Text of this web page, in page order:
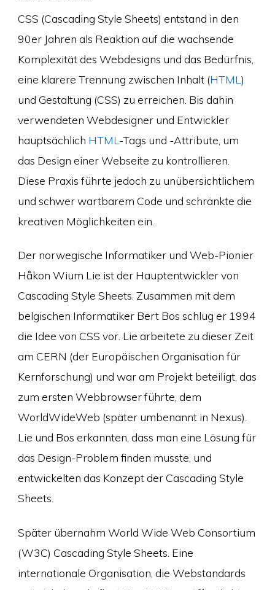
CSS (Cascading Style Sheets) entstand in den
90er Jahren als Reaktion auf die wachsende
Komplexität des Webdesigns und das Bedürfnis,
eine klarere Trennung zwischen Inhalt (HTML )
und Gestaltung (CSS) zu erreichen. Bis dahin
verwendeten Webdesigner und Entwickler
hauptsächlich HTML -Tags und -Attribute, um
das Design einer Webseite zu kontrollieren.
Diese Praxis führte jedoch zu unübersichtlichem
und schwer wartbarem Code und schränkte die
kreativen Möglichkeiten ein.
Der norwegische Informatiker und Web-Pionier
Håkon Wium Lie ist der Hauptentwickler von
Cascading Style Sheets. Zusammen mit dem
belgischen Informatiker Bert Bos schlug er 1994
die Idee von CSS vor. Lie arbeitete zu dieser Zeit
am CERN (der Europäischen Organisation für
Kernforschung) und war am Projekt beteiligt, das
zum ersten Webbrowser führte, dem
WorldWideWeb (später umbenannt in Nexus).
Lie und Bos erkannten, dass man eine Lösung für
das Design-Problem finden musste, und
entwickelten das Konzept der Cascading Style
Sheets.
Später übernahm World Wide Web Consortium
(W3C) Cascading Style Sheets. Eine
internationale Organisation, die Webstandards